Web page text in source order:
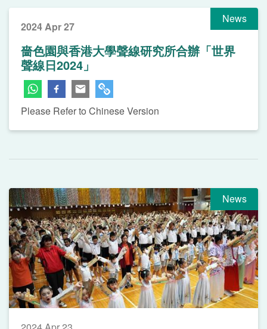
News
2024 Apr 27
嗇色園與香港大學聲線研究所合辦「世界
聲線日2024」
Please Refer to Chinese Version
News